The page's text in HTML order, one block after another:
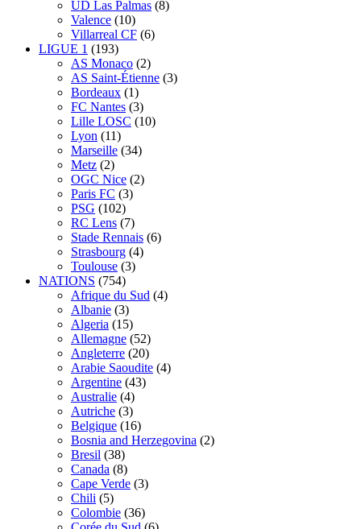
UD Las Palmas (8)
Valence (10)
Villarreal CF (6)
LIGUE 1 (193)
AS Monaco (2)
AS Saint-Étienne (3)
Bordeaux (1)
FC Nantes (3)
Lille LOSC (10)
Lyon (11)
Marseille (34)
Metz (2)
OGC Nice (2)
Paris FC (3)
PSG (102)
RC Lens (7)
Stade Rennais (6)
Strasbourg (4)
Toulouse (3)
NATIONS (754)
Afrique du Sud (4)
Albanie (3)
Algeria (15)
Allemagne (52)
Angleterre (20)
Arabie Saoudite (4)
Argentine (43)
Australie (4)
Autriche (3)
Belgique (16)
Bosnia and Herzegovina (2)
Bresil (38)
Canada (8)
Cape Verde (3)
Chili (5)
Colombie (36)